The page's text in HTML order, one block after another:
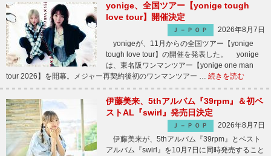
yonige、全国ツアー【yonige tough
love tour】開催決定
Ｊ－ＰＯＰ
2026年8月7日
yonigeが、11月からの全国ツアー【yonige
tough love tour】の開催を発表した。 yonige
は、東名阪ワンマンツアー【yonige one man
tour 2026】を開幕。メジャー再契約後初のワンマンツアー … 続きを読む
伊藤美来、5thアルバム『39rpm』＆初ベ
ストAL『swirl』発売日決定
Ｊ－ＰＯＰ
2026年8月7日
伊藤美来が、5thアルバム『39rpm』とベスト
アルバム『swirl』を10月7日に同時発売すること